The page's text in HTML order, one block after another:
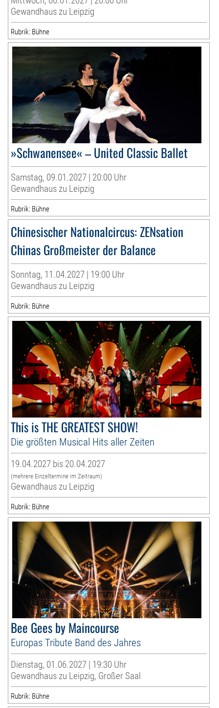
Gewandhaus zu Leipzig
Rubrik: Bühne
»Schwanensee« – United Classic Ballet
Samstag, 09.01.2027 | 20:00 Uhr
Gewandhaus zu Leipzig
Rubrik: Bühne
Chinesischer Nationalcircus: ZENsation
Chinas Großmeister der Balance
Sonntag, 11.04.2027 | 19:00 Uhr
Gewandhaus zu Leipzig
Rubrik: Bühne
This is THE GREATEST SHOW!
Die größten Musical Hits aller Zeiten
19.04.2027 bis 20.04.2027
(mehrere Einzeltermine im Zeitraum)
Gewandhaus zu Leipzig
Rubrik: Bühne
Bee Gees by Maincourse
Europas Tribute Band des Jahres
Dienstag, 01.06.2027 | 19:30 Uhr
Gewandhaus zu Leipzig, Großer Saal
Rubrik: Bühne